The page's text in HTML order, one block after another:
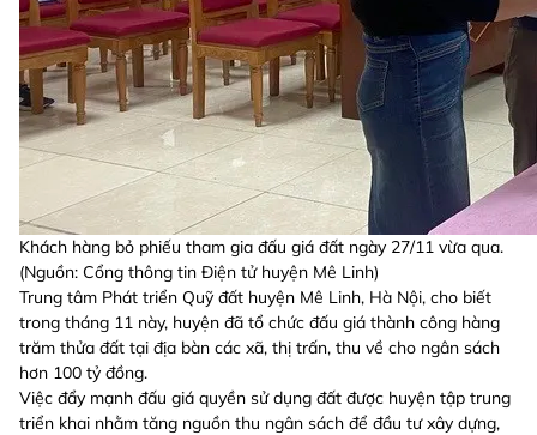
Khách hàng bỏ phiếu tham gia đấu giá đất ngày 27/11 vừa qua.
(Nguồn: Cổng thông tin Điện tử huyện Mê Linh)
Trung tâm Phát triển Quỹ đất huyện Mê Linh, Hà Nội, cho biết
trong tháng 11 này, huyện đã tổ chức đấu giá thành công hàng
trăm thửa đất tại địa bàn các xã, thị trấn, thu về cho ngân sách
hơn 100 tỷ đồng.
Việc đẩy mạnh đấu giá quyền sử dụng đất được huyện tập trung
triển khai nhằm tăng nguồn thu ngân sách để đầu tư xây dựng,